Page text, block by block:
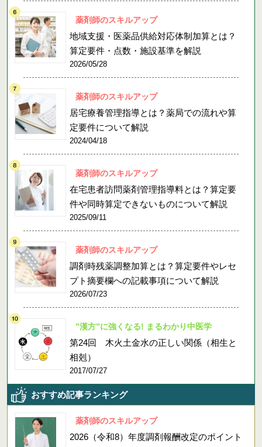
薬剤師のスキルアップ
地域支援・医薬品供給対応体制加算とは？
算定要件・点数・施設基準を解説
2026/05/28
薬剤師のスキルアップ
居宅療養管理指導とは？薬局での流れや算
定要件について解説
2024/04/18
薬剤師のスキルアップ
在宅患者訪問薬剤管理指導料とは？算定要
件や同時算定できないものについて解説
2025/09/11
薬剤師のスキルアップ
調剤時残薬調整加算とは？算定要件やレセ
プト摘要欄への記載事項について解説
2026/07/23
”漢方”に強くなる! まるわかり中医学
第24回 木火土金水の正しい関係（相生と
相剋）
2017/07/27
おすすめ記事ランキング
薬剤師のスキルアップ
2026（令和8）年度調剤報酬改定のポイント